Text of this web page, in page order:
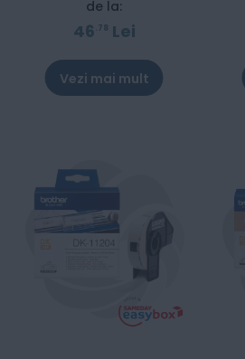
1J150102-121
de la:
46 78 Lei
Vezi mai mult
Stoc epuizat